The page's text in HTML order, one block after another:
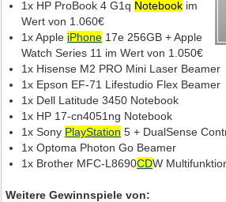
1x HP ProBook 4 G1q Notebook im
Wert von 1.060€
1x Apple iPhone 17e 256GB + Apple
Watch Series 11 im Wert von 1.050€
1x Hisense M2 PRO Mini Laser Beamer
1x Epson EF-71 Lifestudio Flex Beamer
1x Dell Latitude 3450 Notebook
1x HP 17-cn4051ng Notebook
1x Sony PlayStation 5 + DualSense
1x Optoma Photon Go Beamer
1x Brother MFC-L8690CDW
Weitere Gewinnspiele von: